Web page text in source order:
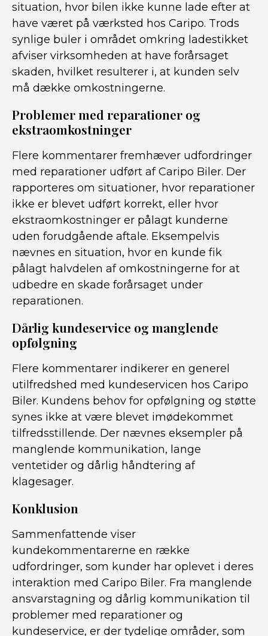
situation, hvor bilen ikke kunne lade efter at
have været på værksted hos Caripo. Trods
synlige buler i området omkring ladestikket
afviser virksomheden at have forårsaget
skaden, hvilket resulterer i, at kunden selv
må dække omkostningerne.
Problemer med reparationer og
ekstraomkostninger
Flere kommentarer fremhæver udfordringer
med reparationer udført af Caripo Biler. Der
rapporteres om situationer, hvor reparationer
ikke er blevet udført korrekt, eller hvor
ekstraomkostninger er pålagt kunderne
uden forudgående aftale. Eksempelvis
nævnes en situation, hvor en kunde fik
pålagt halvdelen af omkostningerne for at
udbedre en skade forårsaget under
reparationen.
Dårlig kundeservice og manglende
opfølgning
Flere kommentarer indikerer en generel
utilfredshed med kundeservicen hos Caripo
Biler. Kundens behov for opfølgning og støtte
synes ikke at være blevet imødekommet
tilfredsstillende. Der nævnes eksempler på
manglende kommunikation, lange
ventetider og dårlig håndtering af
klagesager.
Konklusion
Sammenfattende viser
kundekommentarerne en række
udfordringer, som kunder har oplevet i deres
interaktion med Caripo Biler. Fra manglende
ansvarstagning og dårlig kommunikation til
problemer med reparationer og
kundeservice, er der tydelige områder, som